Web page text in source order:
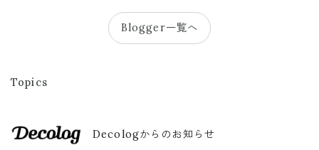
Blogger一覧へ
Topics
Decologからのお知らせ